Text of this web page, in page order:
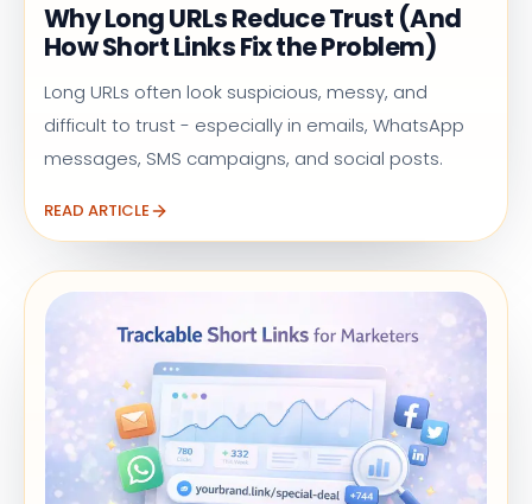
Why Long URLs Reduce Trust (And
How Short Links Fix the Problem)
Long URLs often look suspicious, messy, and
difficult to trust - especially in emails, WhatsApp
messages, SMS campaigns, and social posts.
READ ARTICLE